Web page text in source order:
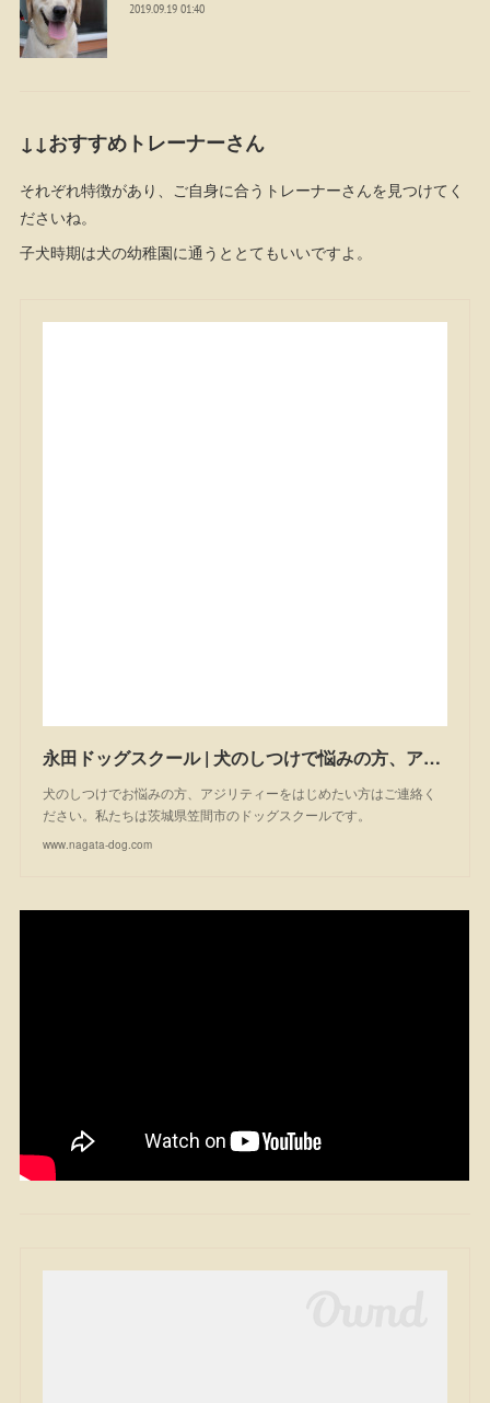
2019.09.19 01:40
↓↓おすすめトレーナーさん
それぞれ特徴があり、ご自身に合うトレーナーさんを見つけてく
ださいね。
子犬時期は犬の幼稚園に通うととてもいいですよ。
永田ドッグスクール | 犬のしつけで悩みの方、アジリティーを始めたい方は一度ご相談ください。私たちは茨城県笠間市のドッグスクールです。
犬のしつけでお悩みの方、アジリティーをはじめたい方はご連絡く
ださい。私たちは茨城県笠間市のドッグスクールです。
www.nagata-dog.com